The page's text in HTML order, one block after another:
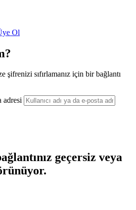
Ol
şifrenizi sıfırlamanız için bir bağlantı
adresi
geçersiz veya